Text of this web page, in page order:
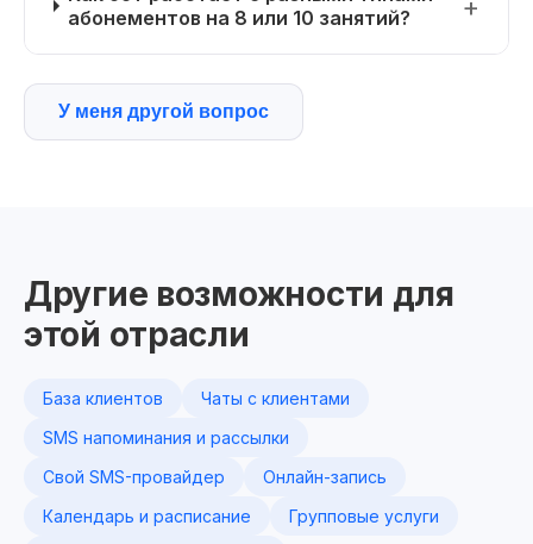
абонементов на 8 или 10 занятий?
У меня другой вопрос
Другие возможности для
этой отрасли
База клиентов
Чаты с клиентами
SMS напоминания и рассылки
Свой SMS-провайдер
Онлайн-запись
Календарь и расписание
Групповые услуги